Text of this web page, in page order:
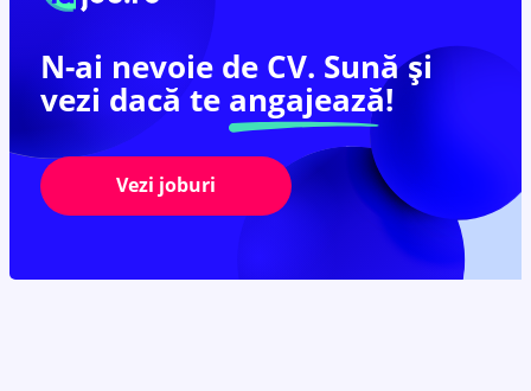
N-ai nevoie de CV. Sună și
vezi dacă te angajează!
Vezi joburi